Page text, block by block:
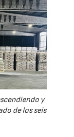
y
de los seis